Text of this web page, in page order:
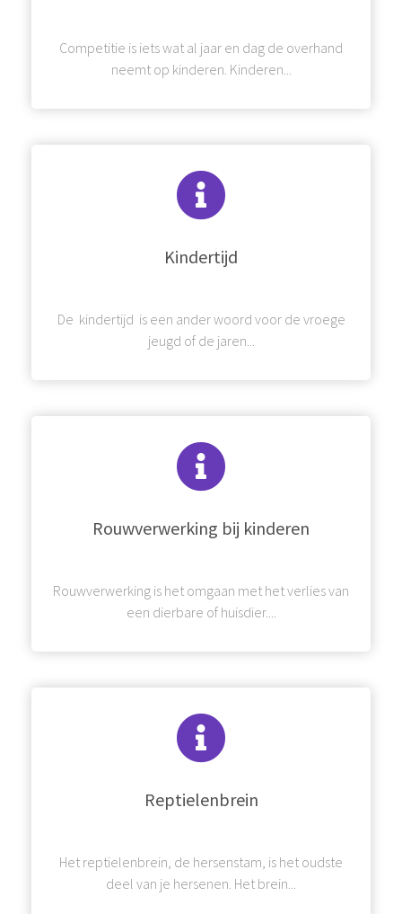
Competitie is iets wat al jaar en dag de overhand
neemt op kinderen. Kinderen...
Kindertijd
De kindertijd is een ander woord voor de vroege
jeugd of de jaren...
Rouwverwerking bij kinderen
Rouwverwerking is het omgaan met het verlies van
een dierbare of huisdier....
Reptielenbrein
Het reptielenbrein, de hersenstam, is het oudste
deel van je hersenen. Het brein...